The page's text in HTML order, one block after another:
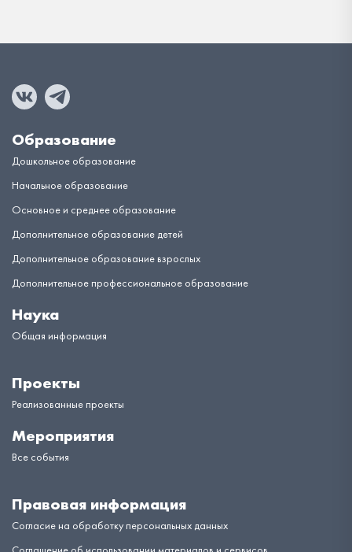
Образование
Дошкольное образование
Начальное образование
Основное и среднее образование
Дополнительное образование детей
Дополнительное образование взрослых
Дополнительное профессиональное образование
Наука
Общая информация
Проекты
Реализованные проекты
Мероприятия
Все события
Правовая информация
Согласие на обработку персональных данных